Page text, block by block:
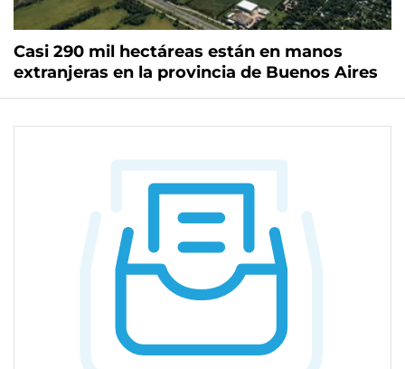
Casi 290 mil hectáreas están en manos
extranjeras en la provincia de Buenos Aires